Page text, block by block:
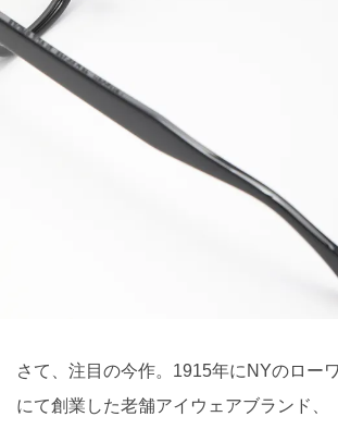
さて、注目の今作。1915年にNYのロー
にて創業した老舗アイウェアブランド、